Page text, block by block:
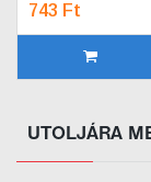
743 Ft
UTOLJÁRA